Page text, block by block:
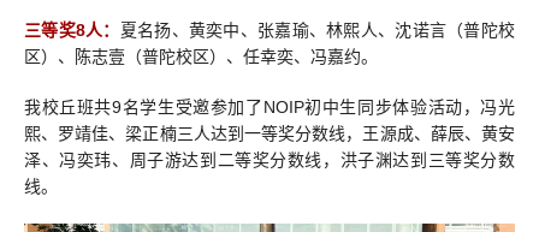
三等奖8人： 夏名扬、黄奕中、张嘉瑜、林熙人、沈诺言（普陀校
区）、陈志壹（普陀校区）、任幸奕、冯嘉约。
我校丘班共9名学生受邀参加了NOIP初中生同步体验活动，冯光
熙、罗靖佳、梁正楠三人达到一等奖分数线，王源成、薛辰、黄安
泽、冯奕玮、周子游达到二等奖分数线，洪子渊达到三等奖分数
线。